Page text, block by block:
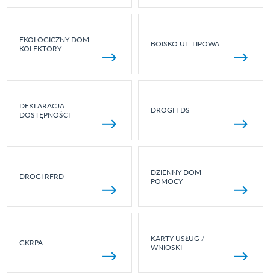
EKOLOGICZNY DOM -
KOLEKTORY
BOISKO UL. LIPOWA
DEKLARACJA
DOSTĘPNOŚCI
DROGI FDS
DROGI RFRD
DZIENNY DOM
POMOCY
GKRPA
KARTY USŁUG /
WNIOSKI